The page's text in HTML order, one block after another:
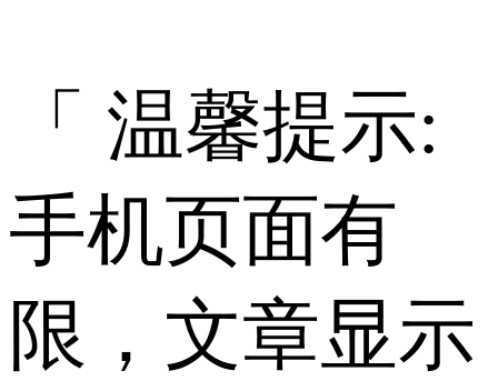
「 温馨提示:
手机页面有
限，文章显示